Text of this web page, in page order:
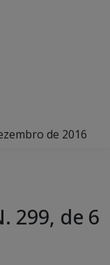
de 2016
299, de 6